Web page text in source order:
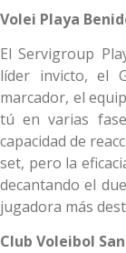
Volei Playa
El Servigroup
líder invicto, el
marcador, el
tú en varias
capacidad de
set, pero la
decantando el
jugadora más
Club Voleibol